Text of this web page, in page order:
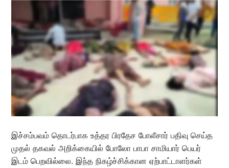
இச்சம்பவம் தொடர்பாக உத்தர பிரதேச போலீசார் பதிவு செய்த
முதல் தகவல் அறிக்கையில் போலோ பாபா சாமியார் பெயர்
இடம் பெறவில்லை. இந்த நிகழ்ச்சிக்கான ஏற்பாட்டாளர்கள்